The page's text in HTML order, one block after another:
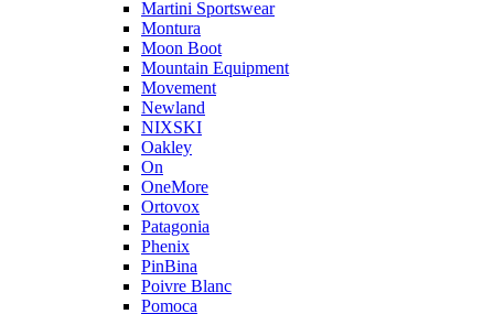
Martini Sportswear
Montura
Moon Boot
Mountain Equipment
Movement
Newland
NIXSKI
Oakley
On
OneMore
Ortovox
Patagonia
Phenix
PinBina
Poivre Blanc
Pomoca